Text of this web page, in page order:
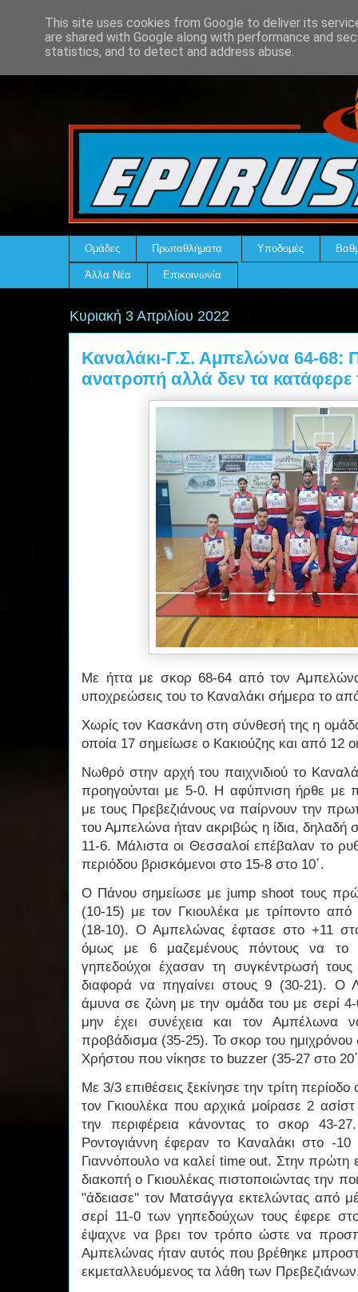
Ομάδες Πρωταθλήματα Υποδομές
Άλλα Νέα Επικοινωνία
Κυριακή 3 Απριλίου 2022
Καναλάκι-Γ.Σ. Αμπελώνα 64-68:
ανατροπή αλλά δεν τα κατάφερε
Με ήττα με σκορ 68-64 από τον
υποχρεώσεις του το Καναλάκι σήμερα το
Χωρίς τον Κασκάνη στη σύνθεσή της η
οποία 17 σημείωσε ο Κακιούζης και από 12
Νωθρό στην αρχή του παιχνιδιού το
προηγούνται με 5-0. Η αφύπνιση ήρθε με
με τους Πρεβεζιάνους να παίρνουν την
του Αμπελώνα ήταν ακριβώς η ίδια, δηλαδή
11-6. Μάλιστα οι Θεσσαλοί επέβαλαν το
περιόδου βρισκόμενοι στο 15-8 στο 10΄.
Ο Πάνου σημείωσε με jump shoot τους
(10-15) με τον Γκιουλέκα με τρίποντο
(18-10). Ο Αμπελώνας έφτασε στο +11
όμως με 6 μαζεμένους πόντους να το
γηπεδούχοι έχασαν τη συγκέντρωσή
διαφορά να πηγαίνει στους 9 (30-21). Ο
άμυνα σε ζώνη με την ομάδα του με σερί
μην έχει συνέχεια και τον Αμπέλωνα
προβάδισμα (35-25). Το σκορ του
Χρήστου που νίκησε το buzzer (35-27 στο
Με 3/3 επιθέσεις ξεκίνησε την τρίτη
τον Γκιουλέκα που αρχικά μοίρασε 2
την περιφέρεια κάνοντας το σκορ 43-
Ροντογιάννη έφεραν το Καναλάκι στο -
Γιαννόπουλο να καλεί time out. Στην πρώτη
διακοπή ο Γκιουλέκας πιστοποιώντας την
"άδειασε" τον Ματσάγγα εκτελώντας από
σερί 11-0 των γηπεδούχων τους έφερε
έψαχνε να βρει τον τρόπο ώστε να
Αμπελώνας ήταν αυτός που βρέθηκε
εκμεταλλευόμενος τα λάθη των
This site uses cookies from Google to deliver its
are shared with Google along with performance and
statistics, and to detect and address abuse.